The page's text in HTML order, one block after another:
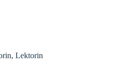
Lektorin